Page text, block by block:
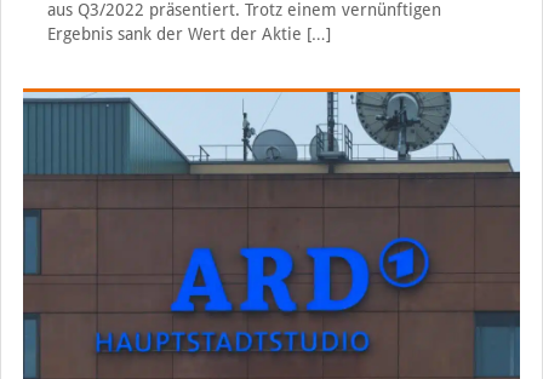
aus Q3/2022 präsentiert. Trotz einem vernünftigen
Ergebnis sank der Wert der Aktie […]